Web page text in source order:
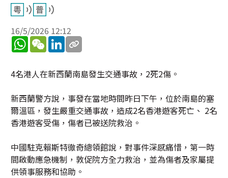
16/5/2026 12:12
WhatsApp
WeChatLinkedIn
4名港人在新西蘭南島發生交通事故，2死2傷。
新西蘭警方說，事發在當地時間昨日下午，位於南島的塞
爾溫區，發生嚴重交通事故，造成2名香港遊客死亡、 2名
香港遊客受傷，傷者已被送院救治。
中國駐克賴斯特徹奇總領館說，對事件深感痛惜，第一時
間啟動應急機制，敦促院方全力救治，並為傷者及家屬提
供領事服務和協助。